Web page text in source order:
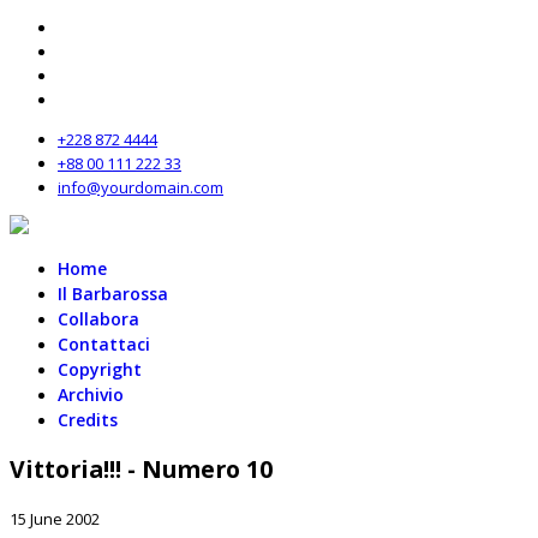
+228 872 4444
+88 00 111 222 33
info@yourdomain.com
Home
Il Barbarossa
Collabora
Contattaci
Copyright
Archivio
Credits
Vittoria!!! - Numero 10
15 June 2002